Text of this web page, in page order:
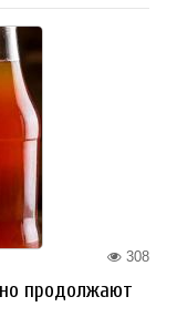
308
продолжают